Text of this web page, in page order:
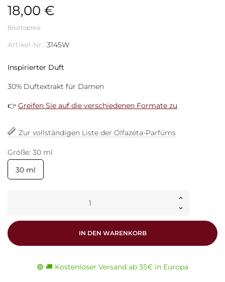
18,00 €
Bruttopreis
Artikel-Nr.: 3145W
Inspirierter Duft
30% Duftextrakt für Damen
👉 Greifen Sie auf die verschiedenen Formate zu
Zur vollständigen Liste der Olfazeta-Parfüms
Größe: 30 ml
30 ml
IN DEN WARENKORB
🟢 🚚 Kostenloser Versand ab 35€ in Europa